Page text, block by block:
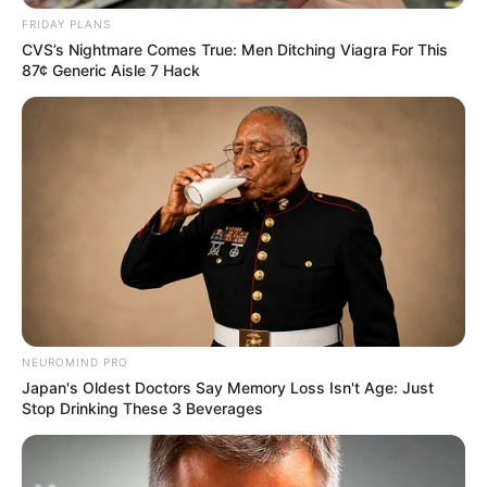
FRIDAY PLANS
CVS’s Nightmare Comes True: Men Ditching Viagra For This
87¢ Generic Aisle 7 Hack
NEUROMIND PRO
Japan's Oldest Doctors Say Memory Loss Isn't Age: Just
Stop Drinking These 3 Beverages